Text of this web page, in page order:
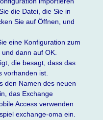
die Datei, die Sie in
Sie auf Öffnen, und
eine Konfiguration zum
dann auf OK.
die besagt, dass das
vorhanden ist.
den Namen des neuen
das Exchange
Access verwenden
exchange-oma ein.